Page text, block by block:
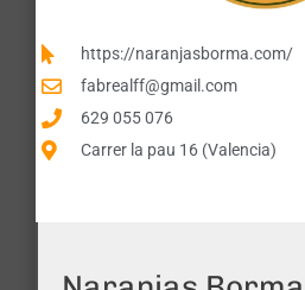
https://naranjasborma.com/
fabrealff@gmail.com
629 055 076
Carrer la pau 16 (Valencia)